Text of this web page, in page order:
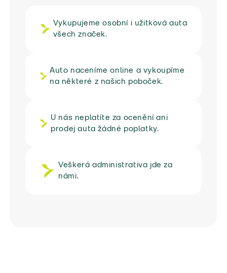
Vykupujeme osobní i užitková auta
všech značek.
Auto naceníme online a vykoupíme
na některé z našich poboček.
U nás neplatíte za ocenění ani
prodej auta žádné poplatky.
Veškerá administrativa jde za
námi.